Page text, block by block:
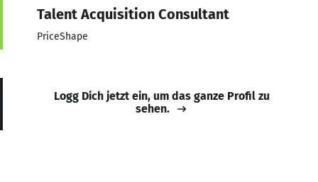
Talent Acquisition Consultant
PriceShape
Logg Dich jetzt ein, um das ganze Profil zu
sehen.